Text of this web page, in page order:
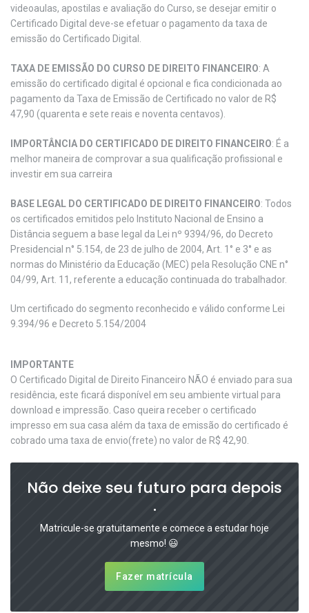
videoaulas, apostilas e avaliação do Curso, se desejar emitir o
Certificado Digital deve-se efetuar o pagamento da taxa de
emissão do Certificado Digital.
TAXA DE EMISSÃO DO CURSO DE DIREITO FINANCEIRO: A
emissão do certificado digital é opcional e fica condicionada ao
pagamento da Taxa de Emissão de Certificado no valor de R$
47,90 (quarenta e sete reais e noventa centavos).
IMPORTÂNCIA DO CERTIFICADO DE DIREITO FINANCEIRO: É a
melhor maneira de comprovar a sua qualificação profissional e
investir em sua carreira
BASE LEGAL DO CERTIFICADO DE DIREITO FINANCEIRO: Todos
os certificados emitidos pelo Instituto Nacional de Ensino a
Distância seguem a base legal da Lei nº 9394/96, do Decreto
Presidencial n° 5.154, de 23 de julho de 2004, Art. 1° e 3° e as
normas do Ministério da Educação (MEC) pela Resolução CNE n°
04/99, Art. 11, referente a educação continuada do trabalhador.
Um certificado do segmento reconhecido e válido conforme Lei
9.394/96 e Decreto 5.154/2004
IMPORTANTE
O Certificado Digital de Direito Financeiro NÃO é enviado para sua
residência, este ficará disponível em seu ambiente virtual para
download e impressão. Caso queira receber o certificado
impresso em sua casa além da taxa de emissão do certificado é
cobrado uma taxa de envio(frete) no valor de R$ 42,90.
Não deixe seu futuro para depois
.
Matricule-se gratuitamente e comece a estudar hoje
mesmo! 😃
Fazer matrícula